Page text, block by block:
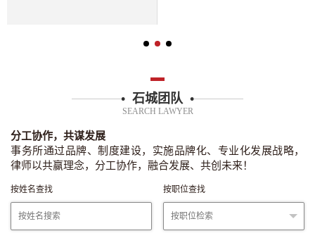
• 石城团队 •
SEARCH LAWYER
分工协作，共谋发展
事务所通过品牌、制度建设，实施品牌化、专业化发展战略，
律师以共赢理念，分工协作，融合发展、共创未来！
按姓名查找 按职位查找